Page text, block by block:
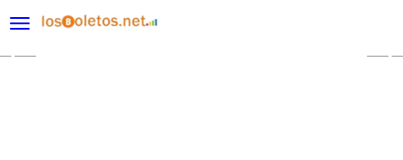
desplegar navegación